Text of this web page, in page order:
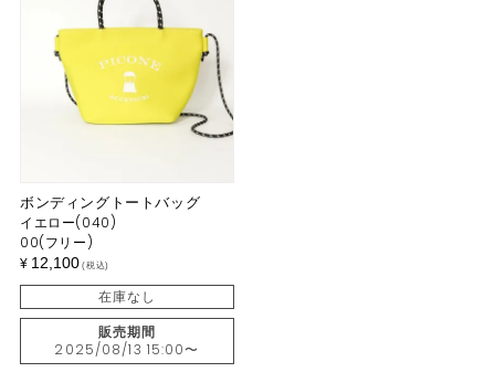
ボンディングトートバッグ
00(フリー)
イエロー(040)
¥ 12,100 税込
在庫なし
販売期間
2025/08/13 15:00〜